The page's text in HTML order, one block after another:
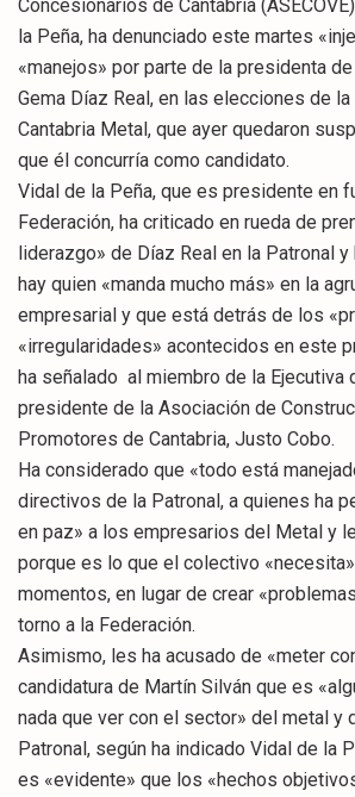
Concesionarios de Cantabria
la Peña, ha denunciado este martes
«manejos» por parte de la presidenta de
Gema Díaz Real, en las elecciones de
Cantabria Metal, que ayer quedaron
que él concurría como candidato.
Vidal de la Peña, que es presidente en
Federación, ha criticado en rueda de
liderazgo» de Díaz Real en la Patronal y
hay quien «manda mucho más» en la
empresarial y que está detrás de los
«irregularidades» acontecidos en este
ha señalado al miembro de la Ejecutiva
presidente de la Asociación de
Promotores de Cantabria, Justo Cobo.
Ha considerado que «todo está
directivos de la Patronal, a quienes ha
en paz» a los empresarios del Metal y
porque es lo que el colectivo
momentos, en lugar de crear
torno a la Federación.
Asimismo, les ha acusado de «meter
candidatura de Martín Silván que es
nada que ver con el sector» del metal y
Patronal, según ha indicado Vidal de la
es «evidente» que los «hechos